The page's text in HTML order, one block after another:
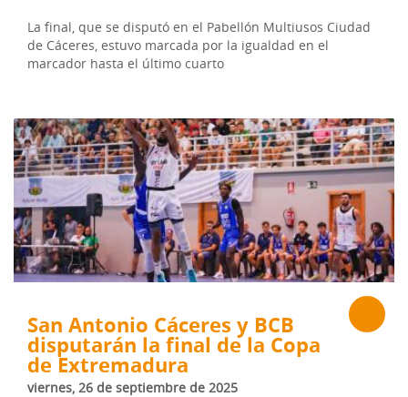
La final, que se disputó en el Pabellón Multiusos Ciudad
de Cáceres, estuvo marcada por la igualdad en el
marcador hasta el último cuarto
San Antonio Cáceres y BCB
disputarán la final de la Copa
de Extremadura
viernes, 26 de septiembre de 2025